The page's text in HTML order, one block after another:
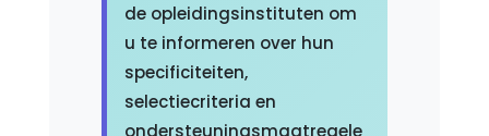
de opleidingsinstituten om
u te informeren over hun
specificiteiten,
selectiecriteria en
ondersteuningsmaatregele